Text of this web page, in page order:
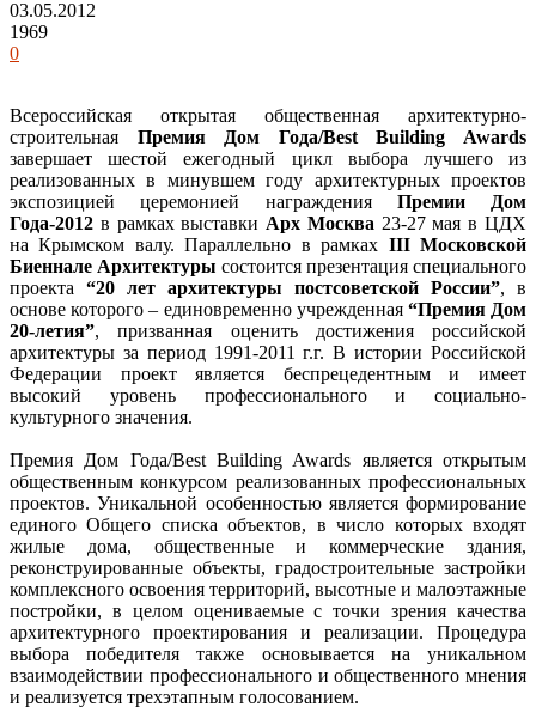
03.05.2012
1969
0
Всероссийская открытая общественная архитектурно-
строительная Премия Дом Года/Best Building Awards
завершает шестой ежегодный цикл выбора лучшего из
реализованных в минувшем году архитектурных проектов
экспозицией церемонией награждения Премии Дом
Года-2012 в рамках выставки Арх Москва 23-27 мая в ЦДХ
на Крымском валу. Параллельно в рамках III Московской
Биеннале Архитектуры состоится презентация специального
проекта “20 лет архитектуры постсоветской России”, в
основе которого – единовременно учрежденная “Премия Дом
20-летия”, призванная оценить достижения российской
архитектуры за период 1991-2011 г.г. В истории Российской
Федерации проект является беспрецедентным и имеет
высокий уровень профессионального и социально-
культурного значения.
Премия Дом Года/Best Building Awards является открытым
общественным конкурсом реализованных профессиональных
проектов. Уникальной особенностью является формирование
единого Общего списка объектов, в число которых входят
жилые дома, общественные и коммерческие здания,
реконструированные объекты, градостроительные застройки
комплексного освоения территорий, высотные и малоэтажные
постройки, в целом оцениваемые с точки зрения качества
архитектурного проектирования и реализации. Процедура
выбора победителя также основывается на уникальном
взаимодействии профессионального и общественного мнения
и реализуется трехэтапным голосованием.